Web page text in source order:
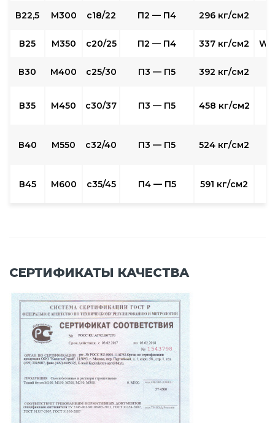
В22,5 М300 с18/22 П2 — П4 296 кг/см2
В25 М350 с20/25 П2 — П4 337 кг/см2
В30 М400 с25/30 П3 — П5 392 кг/см2
В35 М450 с30/37 П3 — П5 458 кг/см2
В40 М550 с32/40 П3 — П5 524 кг/см2
В45 М600 с35/45 П4 — П5 591 кг/см2
СЕРТИФИКАТЫ КАЧЕСТВА